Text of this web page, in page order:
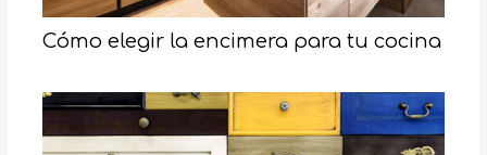
Cómo elegir la encimera para tu cocina